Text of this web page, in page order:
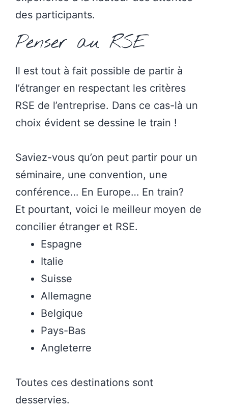
des participants.
Penser au RSE
Il est tout à fait possible de partir à
l’étranger en respectant les critères
RSE de l’entreprise. Dans ce cas-là un
choix évident se dessine le train !
Saviez-vous qu’on peut partir pour un
séminaire, une convention, une
conférence… En Europe… En train?
Et pourtant, voici le meilleur moyen de
concilier étranger et RSE.
Espagne
Italie
Suisse
Allemagne
Belgique
Pays-Bas
Angleterre
Toutes ces destinations sont
desservies.